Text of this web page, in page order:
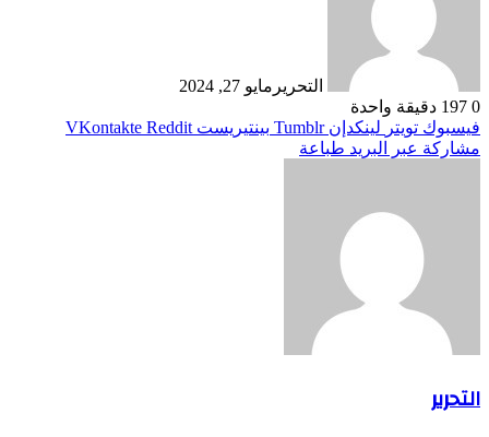
التحرير مايو 27, 2024
0
دقيقة واحدة
فيسبوك تويتر لينكدإن بينتيريست
مشاركة عبر البريد طباعة
التحرير